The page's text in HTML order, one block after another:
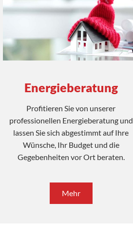
Energieberatung
Profitieren Sie von unserer
professionellen Energieberatung und
lassen Sie sich abgestimmt auf Ihre
Wünsche, Ihr Budget und die
Gegebenheiten vor Ort beraten.
Mehr